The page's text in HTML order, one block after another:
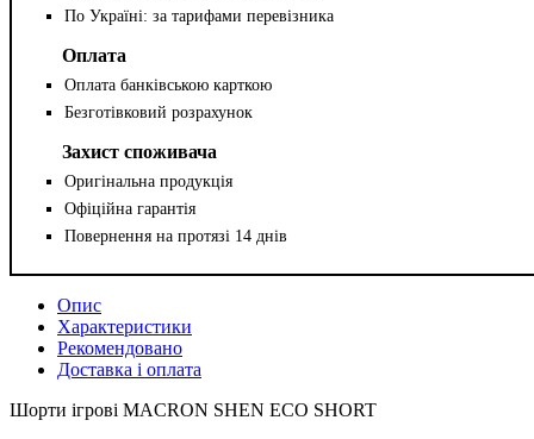
По Україні: за тарифами перевізника
Оплата
Оплата банківською карткою
Безготівковий розрахунок
Захист споживача
Оригінальна продукція
Офіційна гарантія
Повернення на протязі 14 днів
Опис
Характеристики
Рекомендовано
Доставка і оплата
Шорти ігрові MACRON SHEN ECO SHORT